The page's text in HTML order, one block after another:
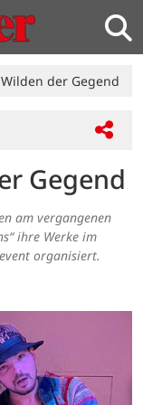
der Gegend
Gegend
am vergangenen
ihre Werke im
organisiert.